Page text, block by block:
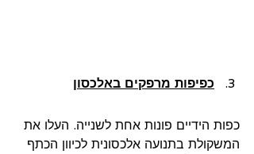
כפיפות מרפקים באלכסון
כפות הידיים פונות אחת לשנייה. העלו את
המשקולת בתנועה אלכסונית לכיוון הכתף